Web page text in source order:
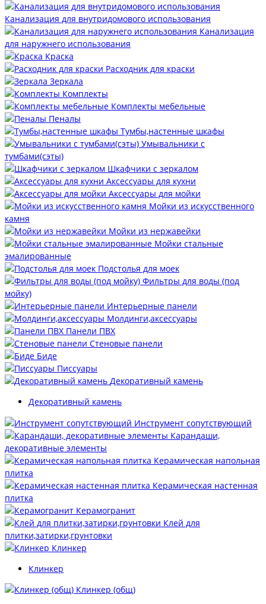
Канализация для внутридомового использования
Канализация
для наружнего использования
Краска
Расходник для краски
Зеркала
Комплекты
Комплекты мебельные
Пеналы
Тумбы,настенные шкафы
Умывальники с
тумбами(сэты)
Шкафчики с зеркалом
Аксессуары для кухни
Аксессуары для мойки
Мойки из искусственного
камня
Мойки из нержавейки
Мойки стальные
эмалированные
Подстолья для моек
Фильтры для воды (под
мойку)
Интерьерные панели
Молдинги,аксессуары
Панели ПВХ
Стеновые панели
Биде
Писсуары
Декоративный камень
Декоративный камень
Инструмент сопутствующий
Карандаши,
декоративные элементы
Керамическая напольная
плитка
Керамическая настенная
плитка
Керамогранит
Клей для
плитки,затирки,грунтовки
Клинкер
Клинкер
Клинкер (общ)